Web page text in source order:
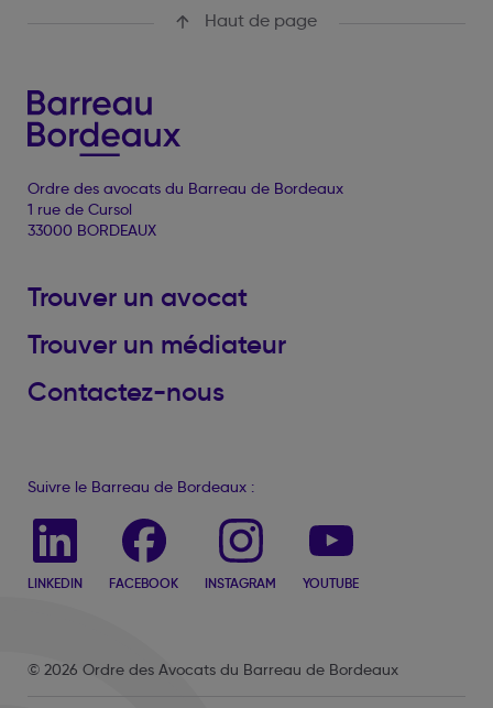
Haut de page
Ordre des avocats du Barreau de Bordeaux
1 rue de Cursol
33000 BORDEAUX
Trouver un avocat
Trouver un médiateur
Contactez-nous
Suivre le Barreau de Bordeaux :
LINKEDIN FACEBOOK INSTAGRAM YOUTUBE
© 2026 Ordre des Avocats du Barreau de Bordeaux